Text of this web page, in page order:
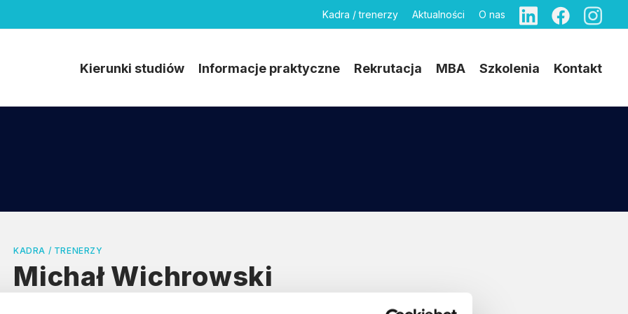
Kadra / trenerzy Aktualności O nas
Kierunki studiów Informacje praktyczne Rekrutacja MBA Szkolenia Kontakt
KADRA / TRENERZY
Michał Wichrowski